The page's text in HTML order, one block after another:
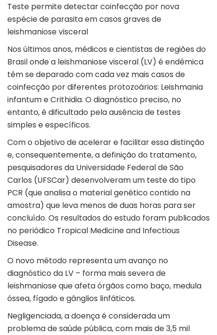
Teste permite detectar coinfecção por nova
espécie de parasita em casos graves de
leishmaniose visceral
Nos últimos anos, médicos e cientistas de regiões do
Brasil onde a leishmaniose visceral (LV) é endêmica
têm se deparado com cada vez mais casos de
coinfecção por diferentes protozoários: Leishmania
infantum e Crithidia. O diagnóstico preciso, no
entanto, é dificultado pela ausência de testes
simples e específicos.
Com o objetivo de acelerar e facilitar essa distinção
e, consequentemente, a definição do tratamento,
pesquisadores da Universidade Federal de São
Carlos (UFSCar) desenvolveram um teste do tipo
PCR (que analisa o material genético contido na
amostra) que leva menos de duas horas para ser
concluído. Os resultados do estudo foram publicados
no periódico Tropical Medicine and Infectious
Disease.
O novo método representa um avanço no
diagnóstico da LV – forma mais severa de
leishmaniose que afeta órgãos como baço, medula
óssea, fígado e gânglios linfáticos.
Negligenciada, a doença é considerada um
problema de saúde pública, com mais de 3,5 mil